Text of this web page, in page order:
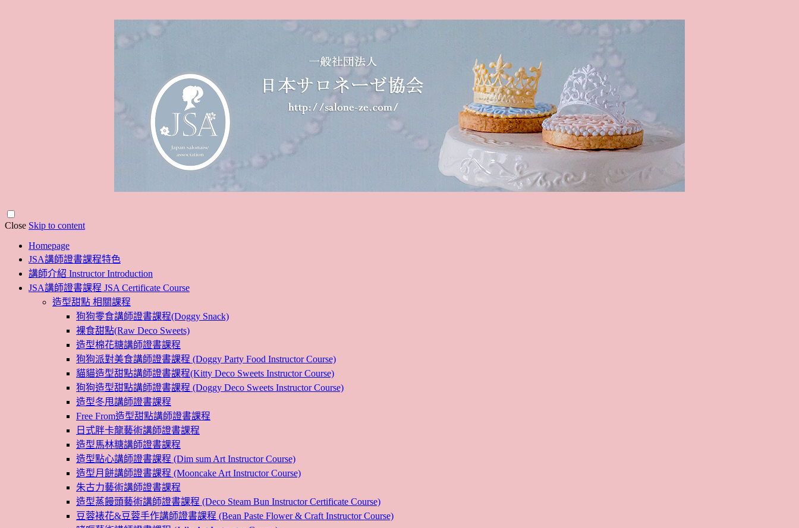
Close Skip to content
Homepage
JSA講師證書課程特色
講師介紹 Instructor Introduction
JSA講師證書課程 JSA Certificate Course
造型甜點 相關課程
狗狗零食講師證書課程(Doggy Snack)
裸食甜點(Raw Deco Sweets)
造型棉花糖講師證書課程
狗狗派對美食講師證書課程 (Doggy Party Food Instructor Course)
貓貓造型甜點講師證書課程(Kitty Deco Sweets Instructor Course)
狗狗造型甜點講師證書課程 (Doggy Deco Sweets Instructor Course)
造型冬甩講師證書課程
Free From造型甜點講師證書課程
日式胖卡龍藝術講師證書課程
造型馬林糖講師證書課程
造型點心講師證書課程 (Dim sum Art Instructor Course)
造型月餅講師證書課程 (Mooncake Art Instructor Course)
朱古力藝術講師證書課程
造型蒸饅頭藝術講師證書課程 (Deco Steam Bun Instructor Certificate Course)
豆蓉裱花&豆蓉手作講師證書課程 (Bean Paste Flower & Craft Instructor Course)